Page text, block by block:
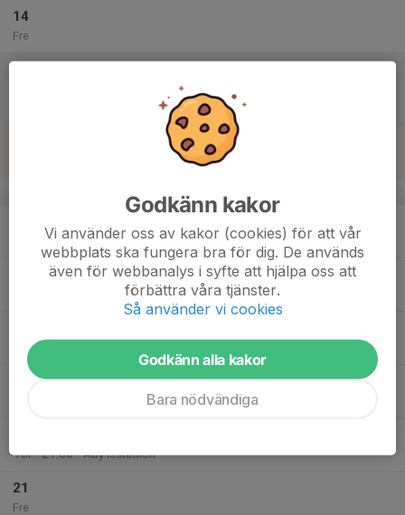
14
Fre
Åby Isstadion Mölndal
21:00
Åby Isstadion
20:00
Fys innan isträning
Åby Isstadion
Tor
21:00
Åby Isstadion
21
Fre
Godkänn kakor
Vi använder oss av kakor (cookies) för att vår
webbplats ska fungera bra för dig. De används
även för webbanalys i syfte att hjälpa oss att
förbättra våra tjänster.
Så använder vi cookies
Godkänn alla kakor
Bara nödvändiga